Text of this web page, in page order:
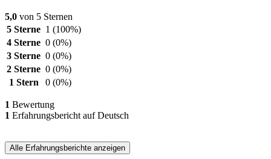
5,0 von 5 Sternen
5 Sterne 1 (100%)
4 Sterne 0 (0%)
3 Sterne 0 (0%)
2 Sterne 0 (0%)
1 Stern
0 (0%)
1 Bewertung
1 Erfahrungsbericht auf Deutsch
Alle Erfahrungsberichte anzeigen